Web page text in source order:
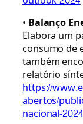
• Balanço
Elabora um
consumo de
também
relatório
https://
abertos/
nacional-2024